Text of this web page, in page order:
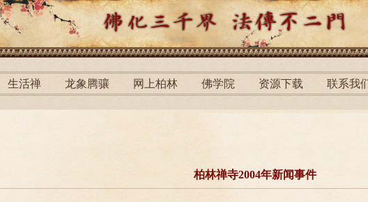
生活禅 龙象腾骧 网上柏林 佛学院 资源下载 联系我
柏林禅寺2004年新闻事件